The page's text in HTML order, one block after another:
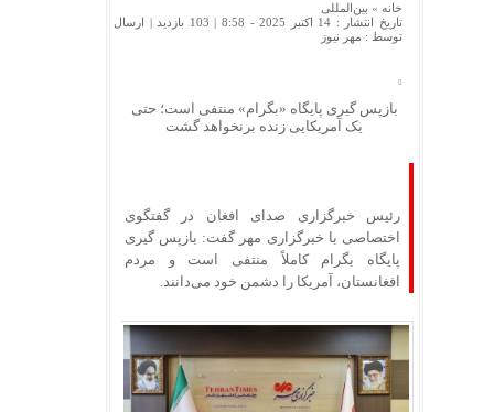
خانه » بین‌المللی
تاریخ انتشار : 14 اکتبر 2025 - 8:58 |
103 بازدید
| ارسال
توسط : مهر نیوز
بازپس گیری پایگاه «بگرام» منتفی است؛ حتی
یک آمریکایی زنده برنخواهد گشت
رئیس خبرگزاری صدای افغان در گفتگوی
اختصاصی با خبرگزاری مهر گفت: بازپس گیری
پایگاه بگرام کاملاً منتفی است و مردم
افغانستان، آمریکا را دشمن خود می‌دانند.